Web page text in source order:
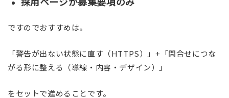
ですのでおすすめは。
「警告が出ない状態に直す（HTTPS）」+「問合せにつな
がる形に整える（導線・内容・デザイン）」
をセットで進めることです。